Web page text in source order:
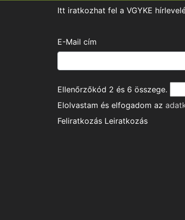
Itt iratkozhat fel a VGYKE
E-Mail cím
Ellenőrzőkód 2 és 6 összege.
Elolvastam és elfogadom az
Feliratkozás Leiratkozás